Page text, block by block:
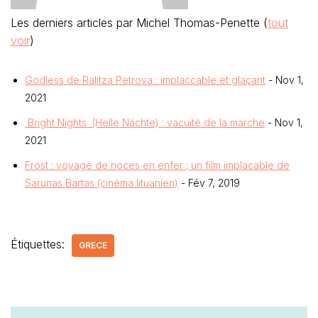
Les derniers articles par Michel Thomas-Penette (tout
voir)
Godless de Ralitza Petrova : implaccable et glaçant - Nov 1,
2021
Bright Nights (Helle Nächte) : vacuité de la marche - Nov 1,
2021
Frost : voyage de noces en enfer ; un film implacable de
Sarunas Bartas (cinéma lituanien) - Fév 7, 2019
Étiquettes: GRECE